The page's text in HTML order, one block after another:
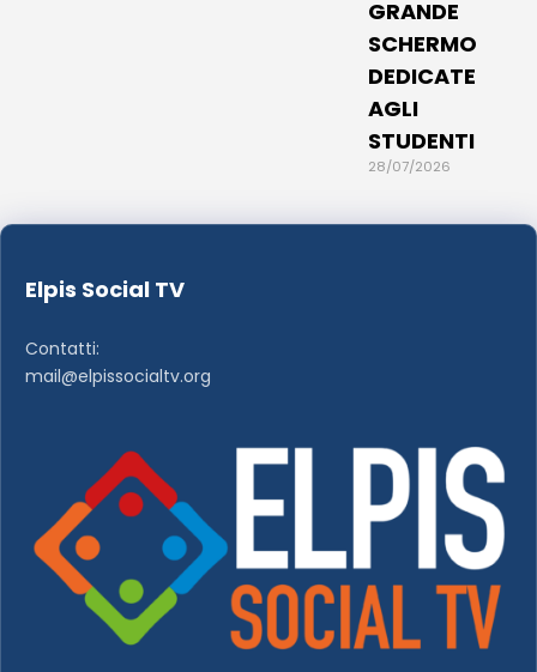
GRANDE
SCHERMO
DEDICATE
AGLI
STUDENTI
28/07/2026
Elpis Social TV
Contatti:
mail@elpissocialtv.org